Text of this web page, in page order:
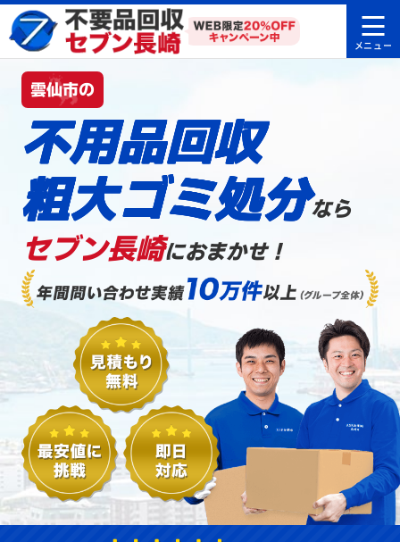
雲仙市の
不用品回収
粗大ゴミ処分なら
セブン長崎におまかせ！